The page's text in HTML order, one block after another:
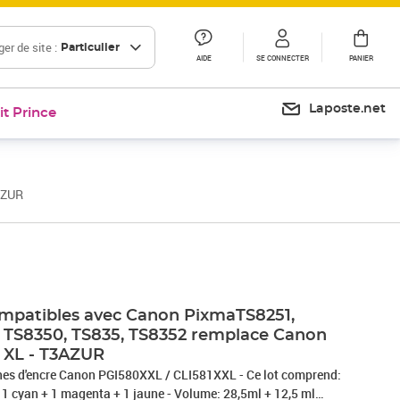
de site : Particulier
AIDE SE CONNECTER PANIER
Prince Laposte.net
avec Canon PixmaTS8251,
TS8350, TS835, TS8352 remplace Canon
- T3AZUR
d'encre Canon PGI580XXL / CLI581XXL - Ce lot comprend:
cyan + 1 magenta + 1 jaune - Volume: 28,5ml + 12,5 ml